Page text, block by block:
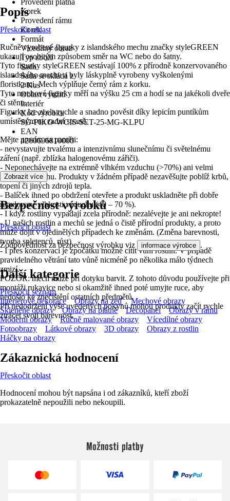
Provedení plátna
Korek
Provedení rámu
Korek
Formát
Vícedílný obraz
Typ zboží
Sada
Sada se skládá z
2 Kus
Oblast využití
Interiér
Kód výrobku
SG-PIKO-WCIS-SET-25-MG-KLPU
EAN
4260696810000
Popis
Přeskočit oblast
Ručně vyrobené figurky z islandského mechu značky styleGREEN
ukazují osobitým způsobem směr na WC nebo do šatny.
Tyto figurky styleGREEN sestávají 100% z přírodně konzervovaného
islandského mechu a byly láskyplně vyrobeny vyškolenými
floristkami. Mech výplňuje černý rám z korku.
Tyto mechové figurky měří na výšku 25 cm a hodí se na jakékoli dveře
či stěnu.
Figurky lze zcela rychle a snadno pověsit díky lepicím puntíkům
umístěným na zadní straně.
Mějte prosím na paměti:
- nevystavujte trvalému a intenzivnímu slunečnímu či světelnému
záření (např. zblízka halogenovému zářiči).
- Neponechávejte na extrémně vlhkém vzduchu (>70%) ani velmi
suchém vzduchu. Produkty v žádném případě nezavěšujte poblíž krbů,
topení či jiných zdrojů tepla.
- Balíček ihned po obdržení otevřete a produkt uskladněte při dobře
regulované vlhkosti vzduchu (40 – 70 %).
- I když rostliny vypadají zcela přírodně: nezalévejte je ani nekropte!
- U našich rostlin a mechů se jedná o čistě přírodní produkty, a proto
může dojít v ojedinělých případech ke změnám. (Změna barevnosti,
tvorba spletenců, růst)
- I přes konzervaci je zpočátku možné cítit vůni rostlin. V případě
pravidelného větrání tato vůně nicméně po několika málo týdnech
zmizí.
POZOR: mech může při dotyku barvit. Z tohoto důvodu používejte při
montáži rukavice nebo si okamžitě ihned poté umyjte ruce, aby
nedošlo ke znečištění ostatních předmětů.
Při nedodržení výše uvedených pokynů mohou produkty začít rychle
ztrácet svoji barevnost.
Zobrazit více
Bezpečnost výrobků
Přeskočit oblast
Zodpovědnost za bezpečnost výrobku viz informace výrobce .
Další kategorie
Přeskočit seznam
Interiérové dekorace
Obrazy na zeď
Mechové obrazy
Skleněné obrazy
Obrazy na plátně Decopanel
Obrazy v rámu
Moderní obrazy
Ručně malované obrazy
Vícedílné obrazy
Fotoobrazy
Látkové obrazy 3D obrazy
Obrazy z rostlin
Háčky na obrazy
Zákaznická hodnocení
Přeskočit oblast
Hodnocení mohou být napsána i od zákazníků, kteří zboží
prokazatelně nepoužili nebo nekoupili.
Možnosti platby